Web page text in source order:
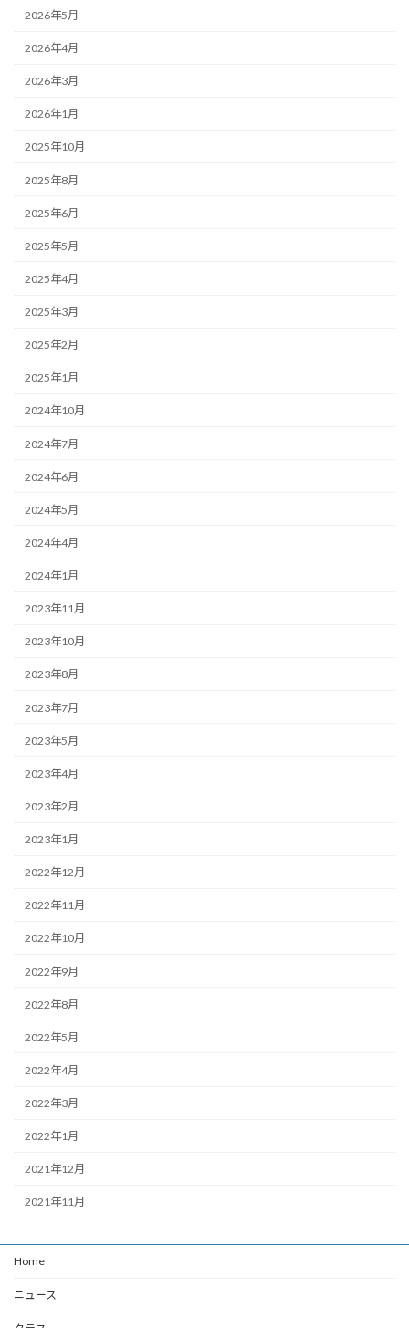
2026年5月
2026年4月
2026年3月
2026年1月
2025年10月
2025年8月
2025年6月
2025年5月
2025年4月
2025年3月
2025年2月
2025年1月
2024年10月
2024年7月
2024年6月
2024年5月
2024年4月
2024年1月
2023年11月
2023年10月
2023年8月
2023年7月
2023年5月
2023年4月
2023年2月
2023年1月
2022年12月
2022年11月
2022年10月
2022年9月
2022年8月
2022年5月
2022年4月
2022年3月
2022年1月
2021年12月
2021年11月
Home
ニュース